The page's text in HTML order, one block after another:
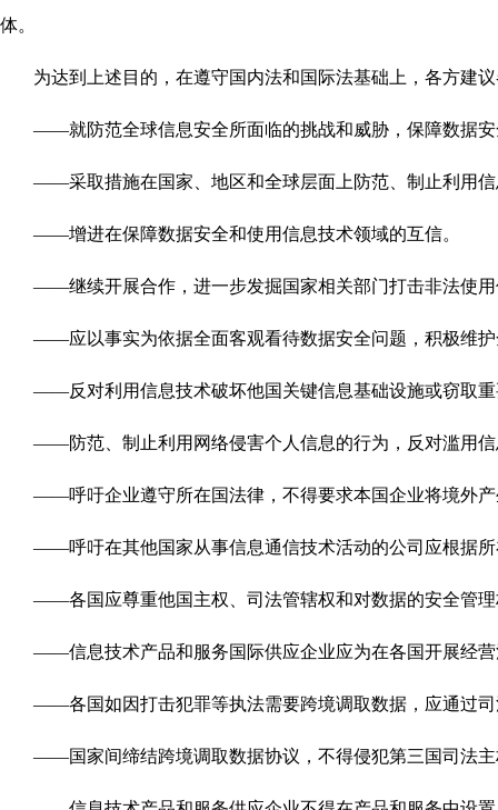
体。
为达到上述目的，在遵守国内法和国际法基础上，各方建
——就防范全球信息安全所面临的挑战和威胁，保障数据
——采取措施在国家、地区和全球层面上防范、制止利用
——增进在保障数据安全和使用信息技术领域的互信。
——继续开展合作，进一步发掘国家相关部门打击非法使
——应以事实为依据全面客观看待数据安全问题，积极维
——反对利用信息技术破坏他国关键信息基础设施或窃取
——防范、制止利用网络侵害个人信息的行为，反对滥用
——呼吁企业遵守所在国法律，不得要求本国企业将境外
——呼吁在其他国家从事信息通信技术活动的公司应根据
——各国应尊重他国主权、司法管辖权和对数据的安全管
——信息技术产品和服务国际供应企业应为在各国开展经
——各国如因打击犯罪等执法需要跨境调取数据，应通过
——国家间缔结跨境调取数据协议，不得侵犯第三国司法